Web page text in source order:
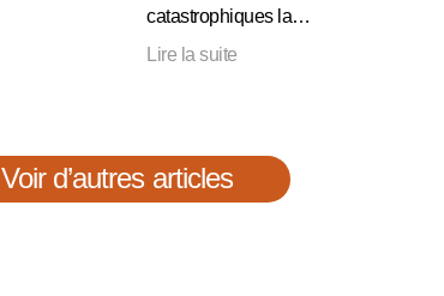
catastrophiques la…
Lire la suite
Voir d’autres articles